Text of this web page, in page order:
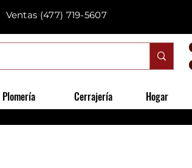
Ventas (477) 719-5607
Plomería Cerrajería Hogar